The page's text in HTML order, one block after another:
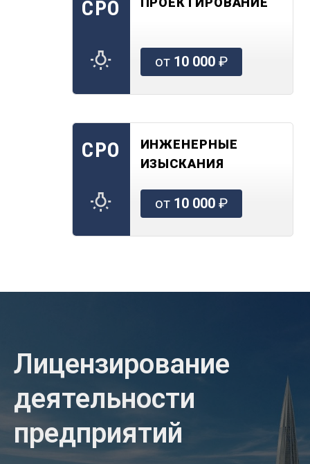
СРО
от 10 000₽
СРО
ИНЖЕНЕРНЫЕ
ИЗЫСКАНИЯ
от 10 000₽
Лицензирование
деятельности
предприятий